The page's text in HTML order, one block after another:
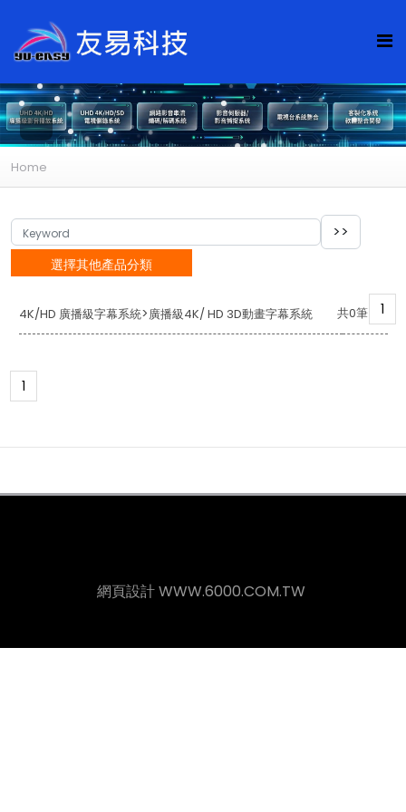
Home
選擇其他產品分類
4K/HD 廣播級字幕系統>廣播級4K/ HD 3D動畫字幕系統 共0筆 1
1
網頁設計WWW.6000.COM.TW